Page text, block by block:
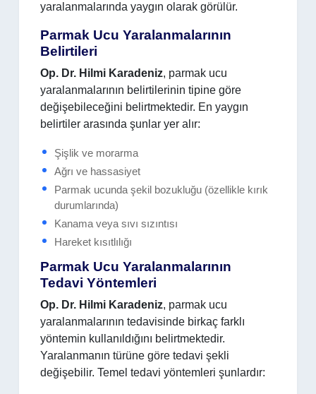
yaralanmalarında yaygın olarak görülür.
Parmak Ucu Yaralanmalarının
Belirtileri
Op. Dr. Hilmi Karadeniz, parmak ucu
yaralanmalarının belirtilerinin tipine göre
değişebileceğini belirtmektedir. En yaygın
belirtiler arasında şunlar yer alır:
Şişlik ve morarma
Ağrı ve hassasiyet
Parmak ucunda şekil bozukluğu (özellikle kırık
durumlarında)
Kanama veya sıvı sızıntısı
Hareket kısıtlılığı
Parmak Ucu Yaralanmalarının
Tedavi Yöntemleri
Op. Dr. Hilmi Karadeniz, parmak ucu
yaralanmalarının tedavisinde birkaç farklı
yöntemin kullanıldığını belirtmektedir.
Yaralanmanın türüne göre tedavi şekli
değişebilir. Temel tedavi yöntemleri şunlardır: